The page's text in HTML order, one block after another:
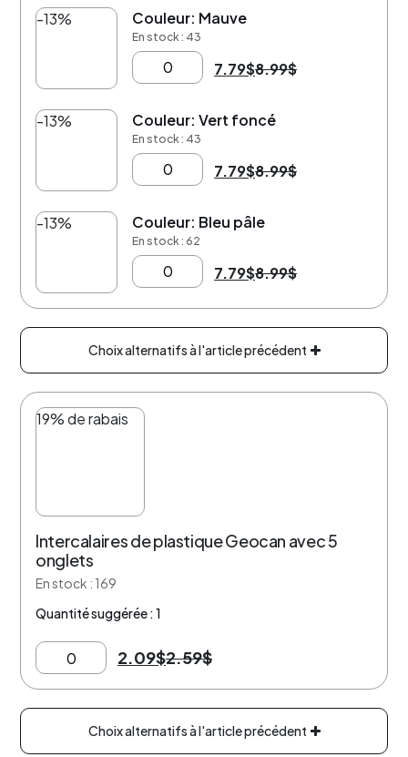
-13% Couleur: Mauve
En stock : 43
7.79$8.99$
-13% Couleur: Vert foncé
En stock : 43
7.79$8.99$
-13% Couleur: Bleu pâle
En stock : 62
7.79$8.99$
Choix alternatifs à l'article précédent
19% de rabais
Intercalaires de plastique Geocan avec 5
onglets
En stock : 169
Quantité suggérée : 1
2.09$2.59$
Choix alternatifs à l'article précédent